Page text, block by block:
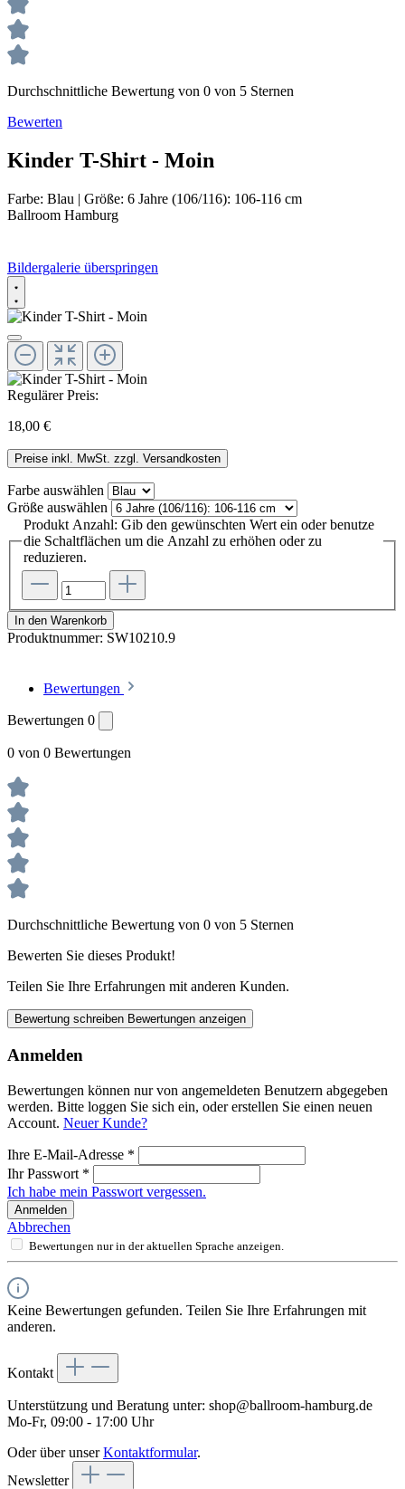
Durchschnittliche Bewertung von 0 von 5 Sternen
Bewerten
Kinder T-Shirt - Moin
Farbe: Blau | Größe: 6 Jahre (106/116): 106-116 cm
Ballroom Hamburg
Bildergalerie überspringen
Regulärer Preis:
18,00 €
Preise inkl. MwSt. zzgl. Versandkosten
Farbe auswählen
Größe auswählen
Produkt Anzahl: Gib den gewünschten Wert ein oder benutze
die Schaltflächen um die Anzahl zu erhöhen oder zu
reduzieren.
In den Warenkorb
Produktnummer: SW10210.9
Bewertungen
Bewertungen 0
0 von 0 Bewertungen
Durchschnittliche Bewertung von 0 von 5 Sternen
Bewerten Sie dieses Produkt!
Teilen Sie Ihre Erfahrungen mit anderen Kunden.
Bewertung schreiben Bewertungen anzeigen
Anmelden
Bewertungen können nur von angemeldeten Benutzern abgegeben
werden. Bitte loggen Sie sich ein, oder erstellen Sie einen neuen
Account. Neuer Kunde?
Ihre E-Mail-Adresse *
Ihr Passwort *
Ich habe mein Passwort vergessen.
Anmelden
Abbrechen
Bewertungen nur in der aktuellen Sprache anzeigen.
Keine Bewertungen gefunden. Teilen Sie Ihre Erfahrungen mit
anderen.
Kontakt
Unterstützung und Beratung unter: shop@ballroom-hamburg.de
Mo-Fr, 09:00 - 17:00 Uhr
Oder über unserKontaktformular.
Newsletter